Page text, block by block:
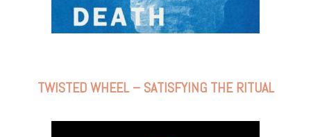
TWISTED WHEEL – SATISFYING THE RITUAL